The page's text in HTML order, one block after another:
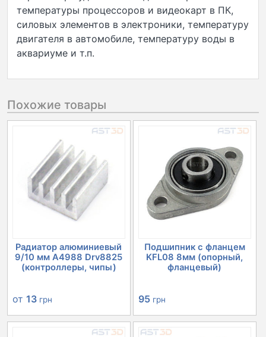
температуры процессоров и видеокарт в ПК,
силовых элементов в электроники, температуру
двигателя в автомобиле, температуру воды в
аквариуме и т.п.
Похожие товары
Радиатор алюминиевый
9/10 мм A4988 Drv8825
(контроллеры, чипы)
от 13 грн
Подшипник с фланцем
KFL08 8мм (опорный,
фланцевый)
95 грн